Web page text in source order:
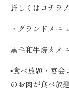
詳しくはコチラ！
・グランドメニ
黒毛和牛焼肉メ
▪️食べ放題・宴
のお肉が食べ放